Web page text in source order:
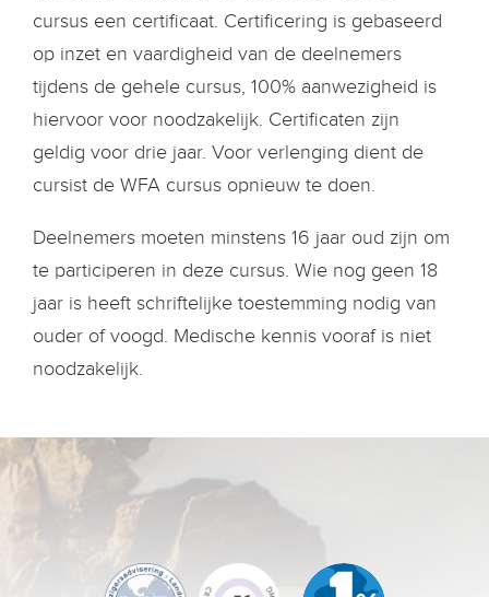
cursus een certificaat. Certificering is gebaseerd
op inzet en vaardigheid van de deelnemers
tijdens de gehele cursus, 100% aanwezigheid is
hiervoor voor noodzakelijk. Certificaten zijn
geldig voor drie jaar. Voor verlenging dient de
cursist de WFA cursus opnieuw te doen.
Deelnemers moeten minstens 16 jaar oud zijn om
te participeren in deze cursus. Wie nog geen 18
jaar is heeft schriftelijke toestemming nodig van
ouder of voogd. Medische kennis vooraf is niet
noodzakelijk.